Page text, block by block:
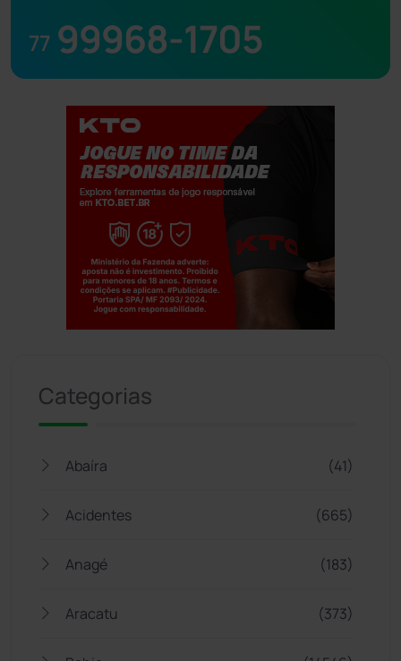
77 99968-1705
Categorias
Abaíra (41)
Acidentes (665)
Anagé (183)
Aracatu (373)